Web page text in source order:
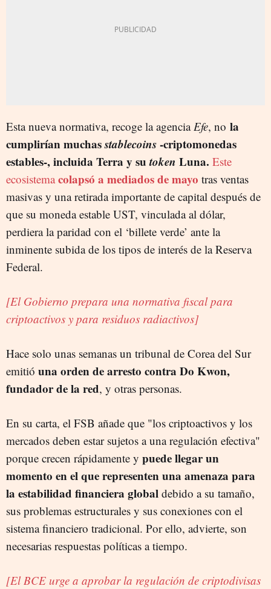
Esta nueva normativa, recoge la agencia Efe, no la
cumplirían muchasstablecoins-criptomonedas
estables-, incluida Terra y sutoken Luna. Este
ecosistemacolapsó a mediados de mayo tras ventas
masivas y una retirada importante de capital después de
que su moneda estable UST, vinculada al dólar,
perdiera la paridad con el ‘billete verde’ ante la
inminente subida de los tipos de interés de la Reserva
Federal.
[El Gobierno prepara una normativa fiscal para
criptoactivos y para residuos radiactivos]
Hace solo unas semanas un tribunal de Corea del Sur
emitió una orden de arresto contra Do Kwon,
fundador de la red, y otras personas.
En su carta, el FSB añade que "los criptoactivos y los
mercados deben estar sujetos a una regulación efectiva"
porque crecen rápidamente y puede llegar un
momento en el que representen una amenaza para
la estabilidad financiera global debido a su tamaño,
sus problemas estructurales y sus conexiones con el
sistema financiero tradicional. Por ello, advierte, son
necesarias respuestas políticas a tiempo.
[El BCE urge a aprobar la regulación de criptodivisas